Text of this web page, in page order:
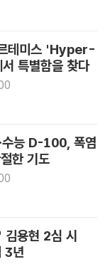
테미스 'Hyper-
특별함을 찾다
능 D-100, 폭염
한 기도
용현 2심 시
3년